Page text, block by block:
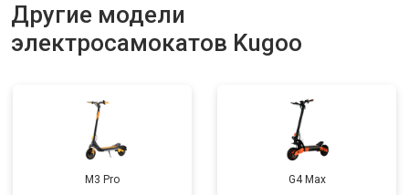
Другие модели
электросамокатов Kugoo
M3 Pro G4 Max